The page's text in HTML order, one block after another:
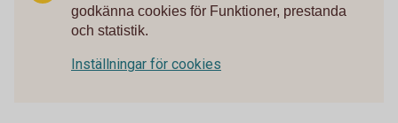
godkänna cookies för Funktioner, prestanda
och statistik.
Inställningar för cookies